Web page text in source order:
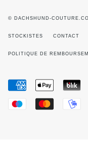
© DACHSHUND-
STOCKISTES CONTACT
POLITIQUE DE